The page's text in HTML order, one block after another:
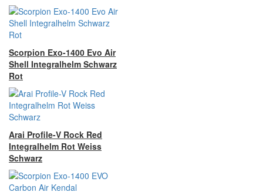
Scorpion Exo-1400 Evo Air
Shell Integralhelm Schwarz
Rot
Arai Profile-V Rock Red
Integralhelm Rot Weiss
Schwarz